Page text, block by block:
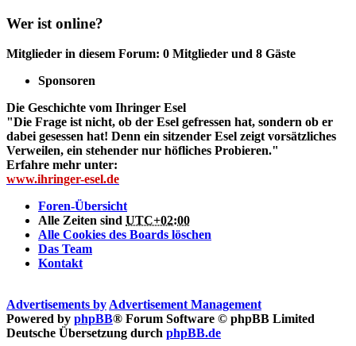
Wer ist online?
Mitglieder in diesem Forum: 0 Mitglieder und 8 Gäste
Sponsoren
Die Geschichte vom Ihringer Esel
"Die Frage ist nicht, ob der Esel gefressen hat, sondern ob er
dabei gesessen hat! Denn ein sitzender Esel zeigt vorsätzliches
Verweilen, ein stehender nur höfliches Probieren."
Erfahre mehr unter:
www.ihringer-esel.de
Foren-Übersicht
Alle Zeiten sind UTC+02:00
Alle Cookies des Boards löschen
Das Team
Kontakt
Advertisements by Advertisement Management
Powered by phpBB® Forum Software © phpBB Limited
Deutsche Übersetzung durch phpBB.de